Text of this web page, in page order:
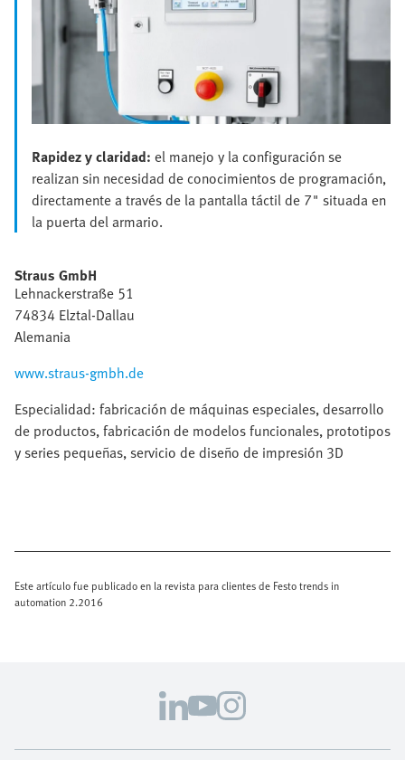
Rapidez y claridad: el manejo y la configuración se
realizan sin necesidad de conocimientos de programación,
directamente a través de la pantalla táctil de 7" situada en
la puerta del armario.
Straus GmbH
Lehnackerstraße 51
74834 Elztal-Dallau
Alemania
www.straus-gmbh.de
Especialidad: fabricación de máquinas especiales, desarrollo
de productos, fabricación de modelos funcionales, prototipos
y series pequeñas, servicio de diseño de impresión 3D
Este artículo fue publicado en la revista para clientes de Festo trends in
automation 2.2016